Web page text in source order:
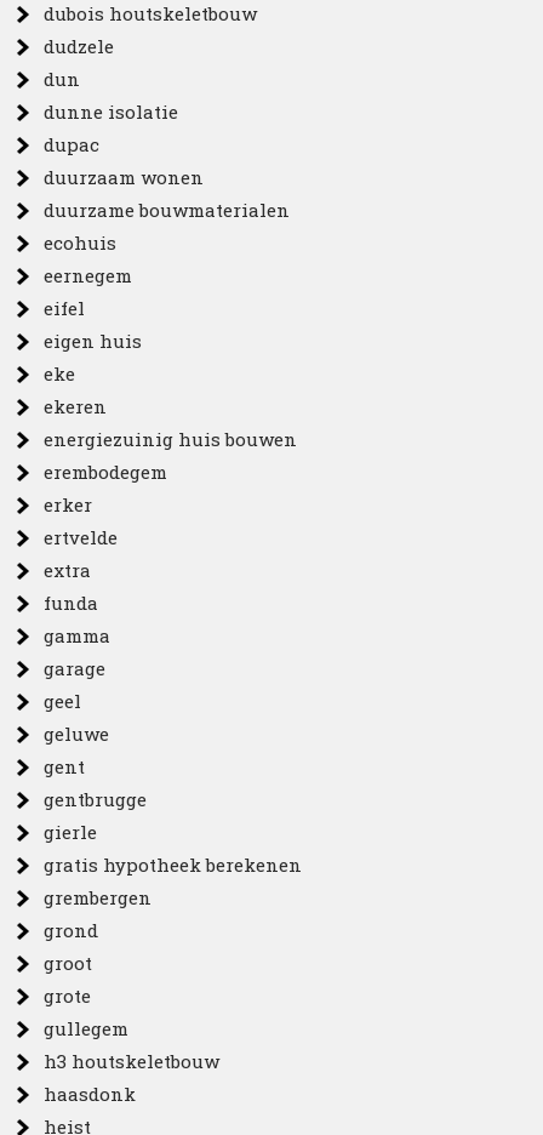
dubois houtskeletbouw
dudzele
dun
dunne isolatie
dupac
duurzaam wonen
duurzame bouwmaterialen
ecohuis
eernegem
eifel
eigen huis
eke
ekeren
energiezuinig huis bouwen
erembodegem
erker
ertvelde
extra
funda
gamma
garage
geel
geluwe
gent
gentbrugge
gierle
gratis hypotheek berekenen
grembergen
grond
groot
grote
gullegem
h3 houtskeletbouw
haasdonk
heist